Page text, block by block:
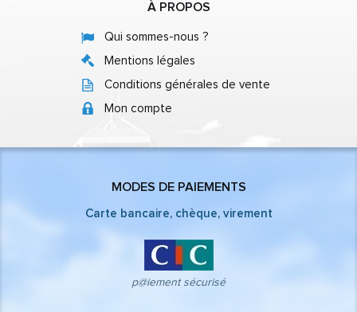
À PROPOS
Qui sommes-nous ?
Mentions légales
Conditions générales de vente
Mon compte
MODES DE PAIEMENTS
Carte bancaire, chèque, virement
p@iement sécurisé